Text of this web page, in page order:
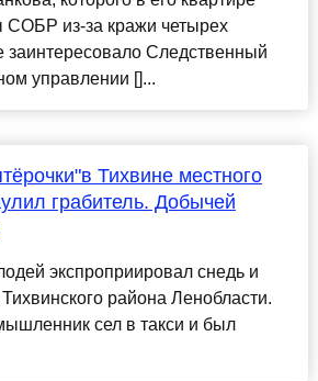
СОБР из-за кражи четырех
заинтересовало Следственный
управлении []...
Тихвине местного
грабитель. Добычей
экспроприировал снедь и
района Ленобласти.
сел в такси и был